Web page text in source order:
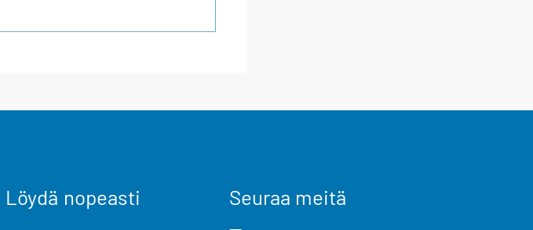
Löydä nopeasti Seuraa meitä